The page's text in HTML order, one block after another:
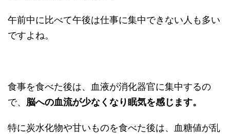
午前中に比べて午後は仕事に集中できない人も多い
ですよね。
食事を食べた後は、血液が消化器官に集中するの
で、 脳への血流が少なくなり眠気を感じます。
特に炭水化物や甘いものを食べた後は、血糖値が乱